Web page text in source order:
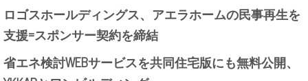
ロゴスホールディングス、アエラホームの民事再生を
支援=スポンサー契約を締結
省エネ検討WEBサービスを共同住宅版にも無料公開、